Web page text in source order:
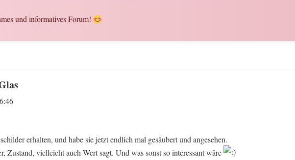
und informatives Forum!
erhalten, und habe sie jetzt endlich mal gesäubert und angesehen.
Zustand, vielleicht auch Wert sagt. Und was sonst so interessant wäre